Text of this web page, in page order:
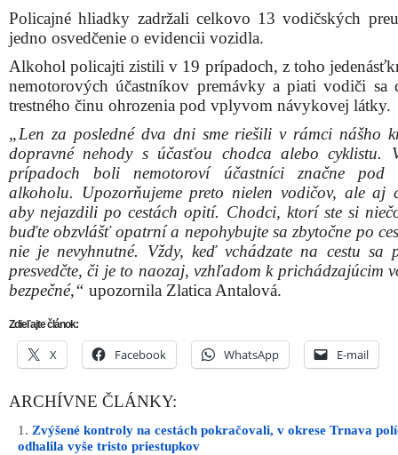
Policajné hliadky zadržali celkovo 13 vodičských
jedno osvedčenie o evidencii vozidla.
Alkohol policajti zistili v 19 prípadoch, z toho
nemotorových účastníkov premávky a piati vodiči sa
trestného činu ohrozenia pod vplyvom návykovej látky.
„Len za posledné dva dni sme riešili v rámci nášho
dopravné nehody s účasťou chodca alebo cyklistu.
prípadoch boli nemotoroví účastníci značne pod
alkoholu. Upozorňujeme preto nielen vodičov, ale aj
aby nejazdili po cestách opití. Chodci, ktorí ste si
buďte obzvlášť opatrní a nepohybujte sa zbytočne po
nie je nevyhnutné. Vždy, keď vchádzate na cestu sa
presvedčte, či je to naozaj, vzhľadom k prichádzajúcim
bezpečné,“ upozornila Zlatica Antalová.
Zdieľajte článok:
X Facebook WhatsApp E-mail
ARCHÍVNE ČLÁNKY:
Zvýšené kontroly na cestách pokračovali, v okrese Trnava
odhalila vyše tristo priestupkov